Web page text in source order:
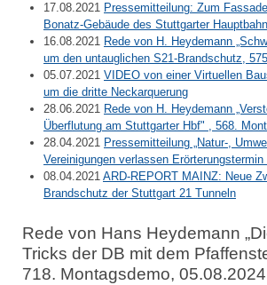
17.08.2021 Pressemitteilung: Zum
Bonatz-Gebäude des Stuttgarter
16.08.2021 Rede von H. Heydemann
um den untauglichen S21-Brandschutz,
05.07.2021 VIDEO von einer Virtuellen
um die dritte Neckarquerung
28.06.2021 Rede von H. Heydemann
Überflutung am Stuttgarter Hbf" , 568.
28.04.2021 Pressemitteilung „Natur-,
Vereinigungen verlassen Erörterungstermin
08.04.2021 ARD-REPORT MAINZ: Neue
Brandschutz der Stuttgart 21 Tunneln
Rede von Hans Heydemann
Tricks der DB mit dem
718. Montagsdemo, 05.08.2024